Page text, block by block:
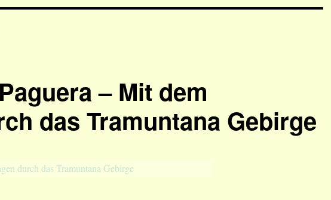
– Mit dem
das Tramuntana Gebirge